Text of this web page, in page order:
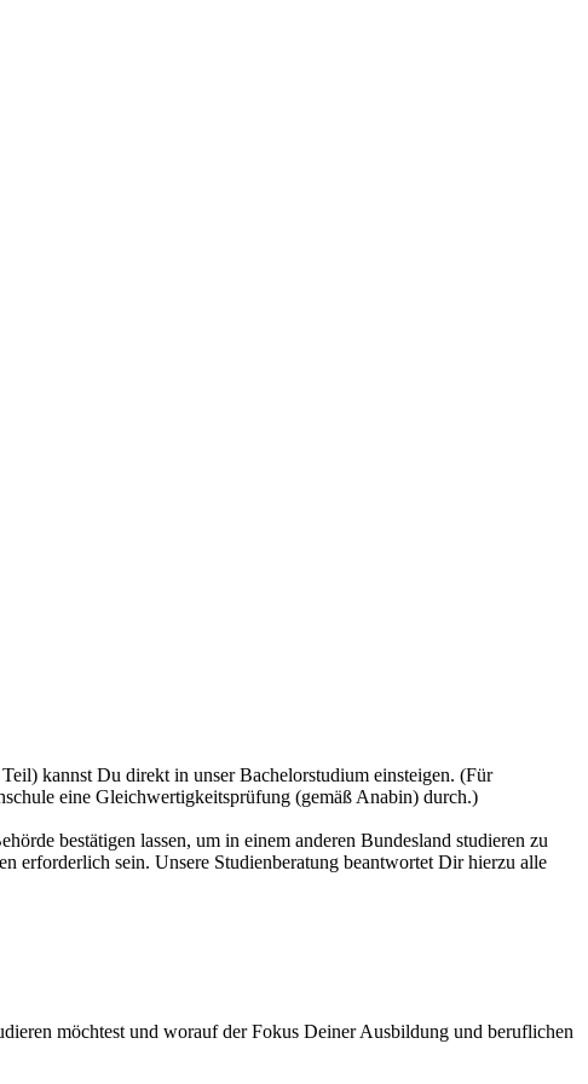
kannst Du direkt in unser Bachelorstudium einsteigen. (Für
eine Gleichwertigkeitsprüfung (gemäß Anabin) durch.)
bestätigen lassen, um in einem anderen Bundesland studieren zu
erforderlich sein. Unsere Studienberatung beantwortet Dir hierzu alle
möchtest und worauf der Fokus Deiner Ausbildung und beruflichen